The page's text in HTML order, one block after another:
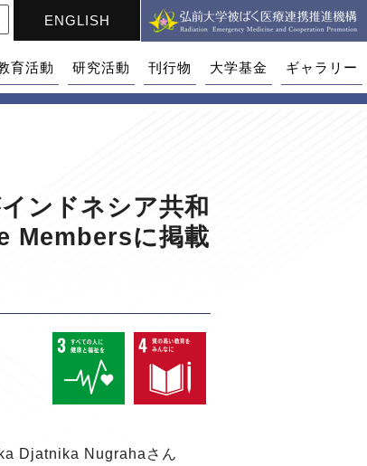
ENGLISH
育活動 研究活動 刊行物 大学基金 ギャラリー
ンドネシア共和
Membersに掲載
Djatnika Nugrahaさん